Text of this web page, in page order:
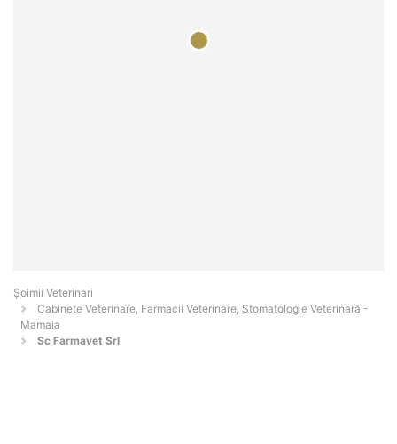
Șoimii Veterinari
Cabinete Veterinare, Farmacii Veterinare, Stomatologie Veterinară -
Mamaia
Sc Farmavet Srl